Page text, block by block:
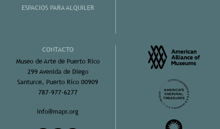
ESPACIOS PARA ALQUILER
CONTACTO
Museo de Arte de Puerto Rico
299 Avenida de Diego
Santurce, Puerto Rico 00909
787-977-6277
info@mapr.org